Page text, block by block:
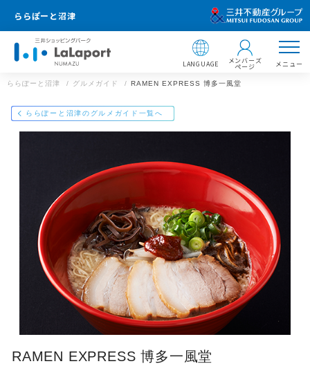
ららぽーと沼津
LANGUAGE メンバーズ
ページ メニュー
ららぽーと沼津
住所 ：
〒410-8541 静岡県沼津市東椎路字東荒301番地3
【飲食店 営業時間】
ショッピング 10:00〜21:00
サービス 10:00〜21:00
フードコート 10:00〜21:00
レストラン 11:00〜22:00
※ラストオーダーは店舗によって異なります。
店舗情報
RAMEN EXPRESS 博多一風堂
https://mitsui-shopping-park.com/gourmet/lalaport/numazu/g00
37000000037024/
メールで送る Facebookでシェア LINEで送る
ららぽーと沼津 グルメガイド RAMEN EXPRESS 博多一風堂
ららぽーと沼津のグルメガイド一覧へ
RAMEN EXPRESS 博多一風堂